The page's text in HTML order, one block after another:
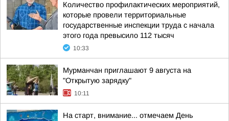
Количество профилактических мероприятий,
которые провели территориальные
государственные инспекции труда с начала
этого года превысило 112 тысяч
10:33
Мурманчан приглашают 9 августа на
"Открытую зарядку"
10:11
На старт, внимание... отмечаем День